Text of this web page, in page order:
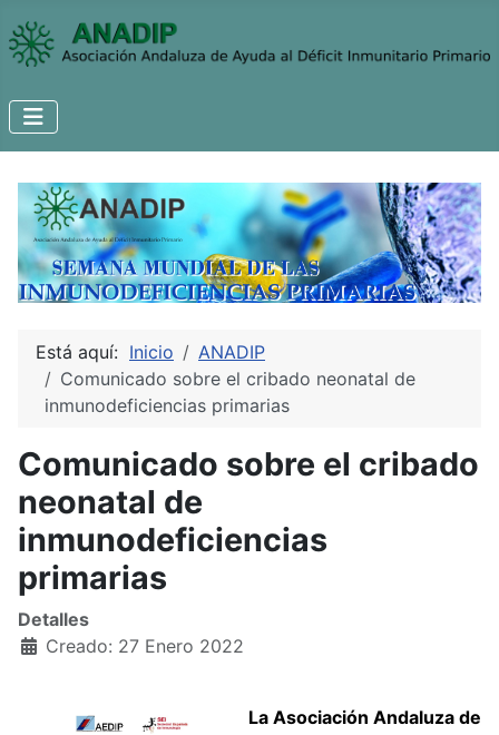
Está aquí: Inicio
ANADIP
Comunicado sobre el cribado neonatal de
inmunodeficiencias primarias
Comunicado sobre el cribado
neonatal de
inmunodeficiencias
primarias
Detalles
Creado: 27 Enero 2022
La Asociación Andaluza de